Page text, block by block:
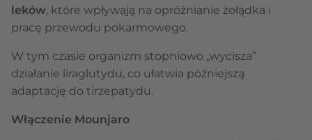
leków, które wpływają na opróżnianie żołądka i
pracę przewodu pokarmowego.
W tym czasie organizm stopniowo „wycisza”
działanie liraglutydu, co ułatwia późniejszą
adaptację do tirzepatydu.
Włączenie Mounjaro